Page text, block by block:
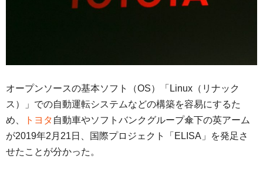
オープンソースの基本ソフト（OS）「Linux（リナック
ス）」での自動運転システムなどの構築を容易にするた
め、
トヨタ 自動車やソフトバンクグループ傘下の英アーム
が2019年2月21日、国際プロジェクト「ELISA」を発足さ
せたことが分かった。